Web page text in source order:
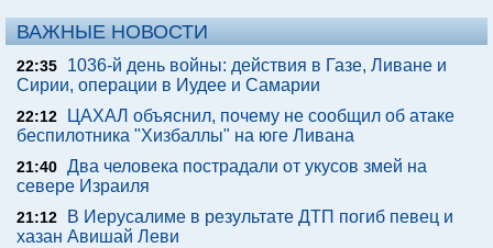
ВАЖНЫЕ НОВОСТИ
22:35
1036-й день войны: действия в Газе, Ливане и
Сирии, операции в Иудее и Самарии
22:12
ЦАХАЛ объяснил, почему не сообщил об атаке
беспилотника "Хизбаллы" на юге Ливана
21:40 Два человека пострадали от укусов змей на
севере Израиля
21:12
В Иерусалиме в результате ДТП погиб певец и
хазан Авишай Леви